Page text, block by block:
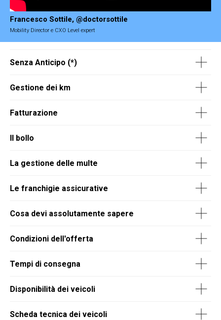
Francesco Sottile, @doctorsottile
Mobility Director e CXO Level expert
Senza Anticipo (*)
Gestione dei km
Fatturazione
Il bollo
La gestione delle multe
Le franchigie assicurative
Cosa devi assolutamente sapere
Condizioni dell'offerta
Tempi di consegna
Disponibilità dei veicoli
Scheda tecnica dei veicoli